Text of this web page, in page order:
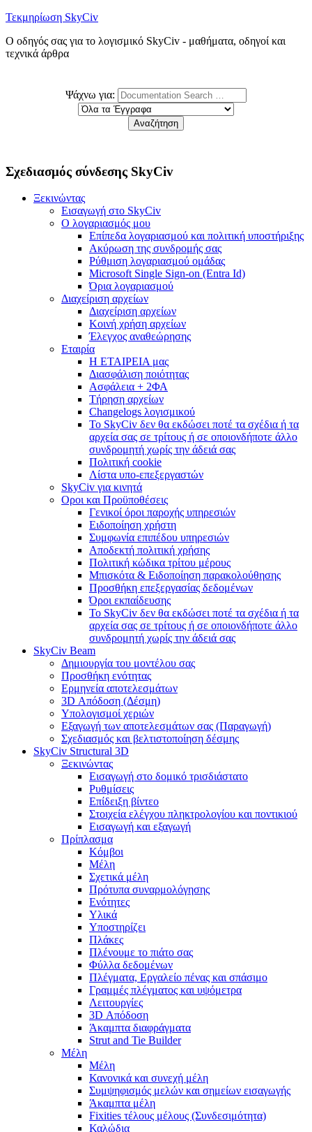
Τεκμηρίωση SkyCiv
Ο οδηγός σας για το λογισμικό SkyCiv - μαθήματα, οδηγοί και
τεχνικά άρθρα
Ψάχνω για:
Σχεδιασμός σύνδεσης SkyCiv
Ξεκινώντας
Εισαγωγή στο SkyCiv
Ο λογαριασμός μου
Επίπεδα λογαριασμού και πολιτική υποστήριξης
Ακύρωση της συνδρομής σας
Ρύθμιση λογαριασμού ομάδας
Microsoft Single Sign-on (Entra Id)
Όρια λογαριασμού
Διαχείριση αρχείων
Διαχείριση αρχείων
Κοινή χρήση αρχείων
Έλεγχος αναθεώρησης
Εταιρία
Η ΕΤΑΙΡΕΙΑ μας
Διασφάλιση ποιότητας
Ασφάλεια + 2ΦΑ
Τήρηση αρχείων
Changelogs λογισμικού
Το SkyCiv δεν θα εκδώσει ποτέ τα σχέδια ή τα
αρχεία σας σε τρίτους ή σε οποιονδήποτε άλλο
συνδρομητή χωρίς την άδειά σας
Πολιτική cookie
Λίστα υπο-επεξεργαστών
SkyCiv για κινητά
Οροι και Προϋποθέσεις
Γενικοί όροι παροχής υπηρεσιών
Ειδοποίηση χρήστη
Συμφωνία επιπέδου υπηρεσιών
Αποδεκτή πολιτική χρήσης
Πολιτική κώδικα τρίτου μέρους
Μπισκότα & Ειδοποίηση παρακολούθησης
Προσθήκη επεξεργασίας δεδομένων
Όροι εκπαίδευσης
Το SkyCiv δεν θα εκδώσει ποτέ τα σχέδια ή τα
αρχεία σας σε τρίτους ή σε οποιονδήποτε άλλο
συνδρομητή χωρίς την άδειά σας
SkyCiv Beam
Δημιουργία του μοντέλου σας
Προσθήκη ενότητας
Ερμηνεία αποτελεσμάτων
3D Απόδοση (Δέσμη)
Υπολογισμοί χεριών
Εξαγωγή των αποτελεσμάτων σας (Παραγωγή)
Σχεδιασμός και βελτιστοποίηση δέσμης
SkyCiv Structural 3D
Ξεκινώντας
Εισαγωγή στο δομικό τρισδιάστατο
Ρυθμίσεις
Επίδειξη βίντεο
Στοιχεία ελέγχου πληκτρολογίου και ποντικιού
Εισαγωγή και εξαγωγή
Πρίπλασμα
Κόμβοι
Μέλη
Σχετικά μέλη
Πρότυπα συναρμολόγησης
Ενότητες
Υλικά
Υποστηρίζει
Πλάκες
Πλένουμε το πιάτο σας
Φύλλα δεδομένων
Πλέγματα, Εργαλείο πένας και σπάσιμο
Γραμμές πλέγματος και υψόμετρα
Λειτουργίες
3D Απόδοση
Άκαμπτα διαφράγματα
Strut and Tie Builder
Μέλη
Μέλη
Κανονικά και συνεχή μέλη
Συμψηφισμός μελών και σημείων εισαγωγής
Άκαμπτα μέλη
Fixities τέλους μέλους (Συνδεσιμότητα)
Καλώδια